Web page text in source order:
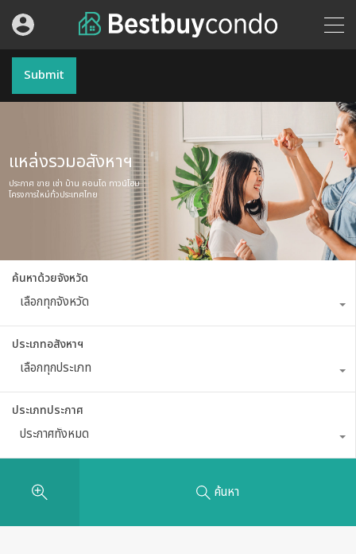
Submit
แหล่งรวมอสังหาฯ
ประกาศ ขาย เช่า บ้าน คอนโด ทาวน์โฮม
โครงการใหม่ทั่วประเทศไทย
ค้นหาด้วยจังหวัด
เลือกทุกจังหวัด
ประเภทอสังหาฯ
เลือกทุกประเภท
ประเภทประกาศ
ประกาศทั้งหมด
ค้นหา